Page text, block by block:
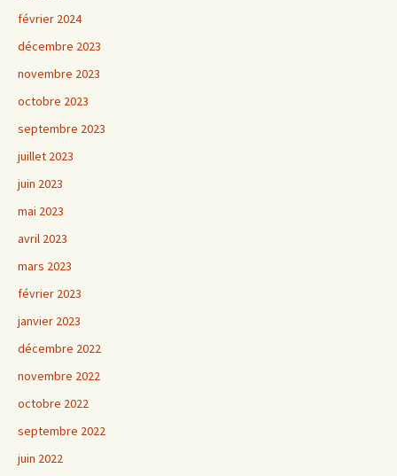
février 2024
décembre 2023
novembre 2023
octobre 2023
septembre 2023
juillet 2023
juin 2023
mai 2023
avril 2023
mars 2023
février 2023
janvier 2023
décembre 2022
novembre 2022
octobre 2022
septembre 2022
juin 2022